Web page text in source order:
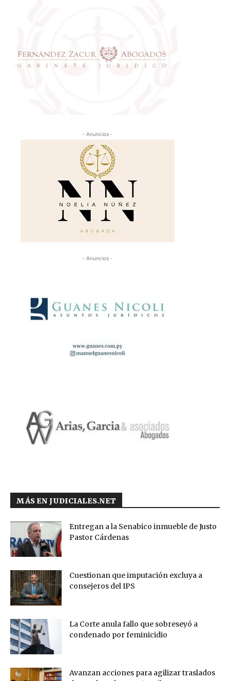
- Anuncios -
- Anuncios -
MÁS EN JUDICIALES.NET
Entregan a la Senabico inmueble de Justo
Pastor Cárdenas
Cuestionan que imputación excluya a
consejeros del IPS
La Corte anula fallo que sobreseyó a
condenado por feminicidio
Avanzan acciones para agilizar traslados